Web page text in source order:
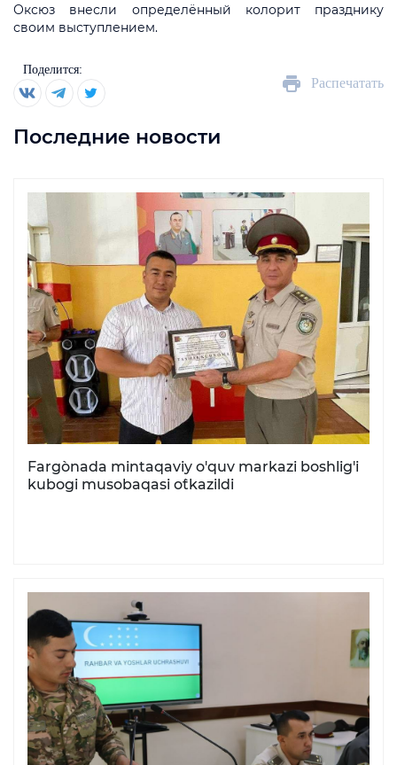
Оксюз внесли определённый колорит празднику
своим выступлением.
Поделится:
Распечатать
Последние новости
Farg`onada mintaqaviy o'quv markazi boshlig'i
kubogi musobaqasi o`tkazildi